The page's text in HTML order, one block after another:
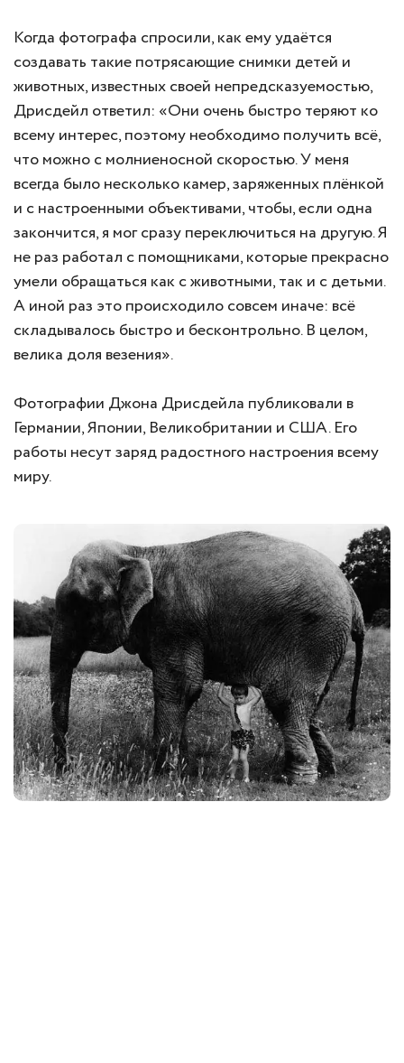
Когда фотографа спросили, как ему удаётся
создавать такие потрясающие снимки детей и
животных, известных своей непредсказуемостью,
Дрисдейл ответил: «Они очень быстро теряют ко
всему интерес, поэтому необходимо получить всё,
что можно с молниеносной скоростью. У меня
всегда было несколько камер, заряженных плёнкой
и с настроенными объективами, чтобы, если одна
закончится, я мог сразу переключиться на другую. Я
не раз работал с помощниками, которые прекрасно
умели обращаться как с животными, так и с детьми.
А иной раз это происходило совсем иначе: всё
складывалось быстро и бесконтрольно. В целом,
велика доля везения».
Фотографии Джона Дрисдейла публиковали в
Германии, Японии, Великобритании и США. Его
работы несут заряд радостного настроения всему
миру.